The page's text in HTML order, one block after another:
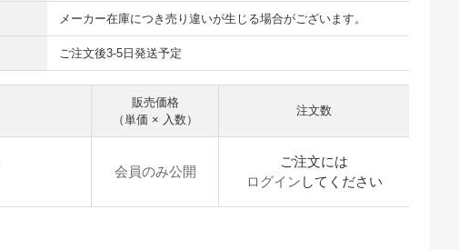
メーカー在庫につき売り違いが生じる場合がございます。
ご注文後3-5日発送予定
販売価格
（単価 × 入数）
注文数
会員のみ公開
ご注文には
ログイン してください